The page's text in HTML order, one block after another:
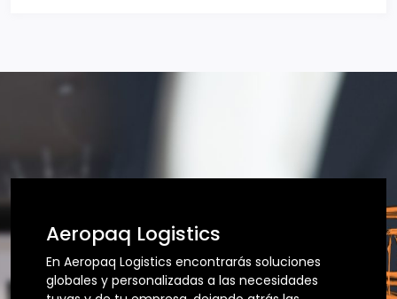
Aeropaq Logistics
En Aeropaq Logistics encontrarás soluciones
globales y personalizadas a las necesidades